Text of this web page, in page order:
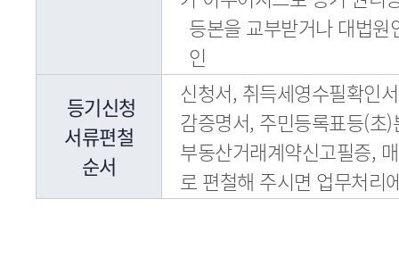
등본을 교부받거나 대법
인
등기신청
서류편철
순서
신청서, 취득세영수필확인
감증명서, 주민등록표등(초
부동산거래계약신고필증,
로 편철해 주시면 업무처리